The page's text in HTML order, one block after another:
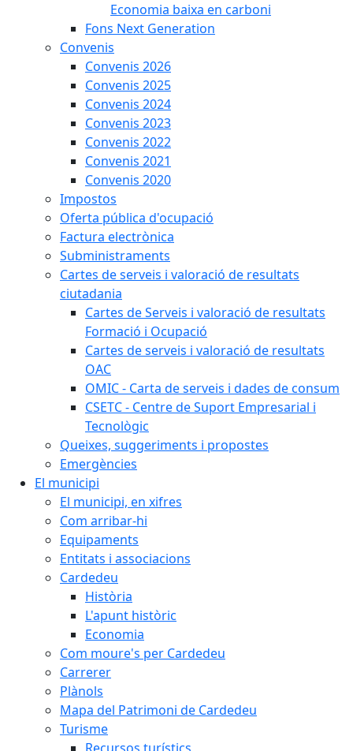
Economia baixa en carboni
Fons Next Generation
Convenis
Convenis 2026
Convenis 2025
Convenis 2024
Convenis 2023
Convenis 2022
Convenis 2021
Convenis 2020
Impostos
Oferta pública d'ocupació
Factura electrònica
Subministraments
Cartes de serveis i valoració de resultats
ciutadania
Cartes de Serveis i valoració de resultats
Formació i Ocupació
Cartes de serveis i valoració de resultats
OAC
OMIC - Carta de serveis i dades de consum
CSETC - Centre de Suport Empresarial i
Tecnològic
Queixes, suggeriments i propostes
Emergències
El municipi
El municipi, en xifres
Com arribar-hi
Equipaments
Entitats i associacions
Cardedeu
Història
L'apunt històric
Economia
Com moure's per Cardedeu
Carrerer
Plànols
Mapa del Patrimoni de Cardedeu
Turisme